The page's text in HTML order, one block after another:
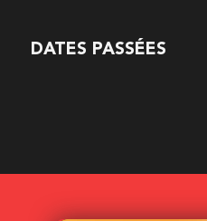
DATES PASSÉES